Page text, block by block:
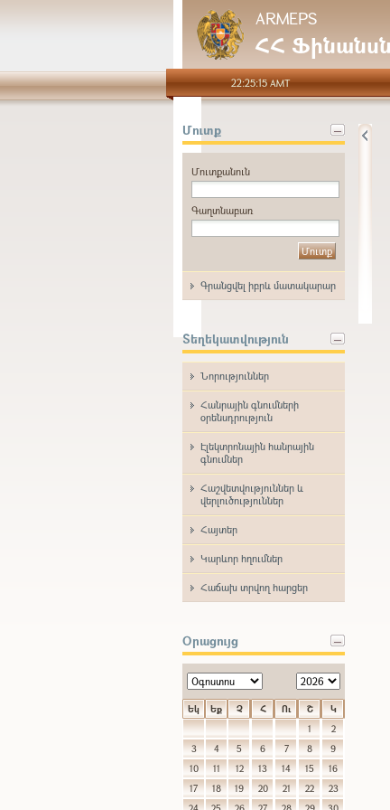
ARMEPS
ՀՀ
22:25:15 AMT
Մուտք
Մուտքանուն
Գաղտնաբառ
Գրանցվել իբրև մատակարար
Տեղեկատվություն
Նորություններ
Հանրային գնումների
օրենսդրություն
Էլեկտրոնային հանրային
գնումներ
Հաշվետվություններ և
վերլուծություններ
Հայտեր
Կարևոր հղումներ
Հաճախ տրվող հարցեր
Օրացույց
Եկ Եք Չ Հ Ու Շ
Կ
1
2
3
4 5 6 7 8
9
10
11 12 13 14 15
16
17
18 19 20 21 22
23